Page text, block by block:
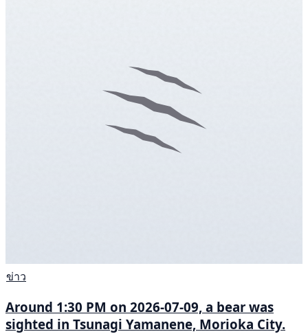
ข่าว
Around 1:30 PM on 2026-07-09, a bear was
sighted in Tsunagi Yamanene, Morioka City.